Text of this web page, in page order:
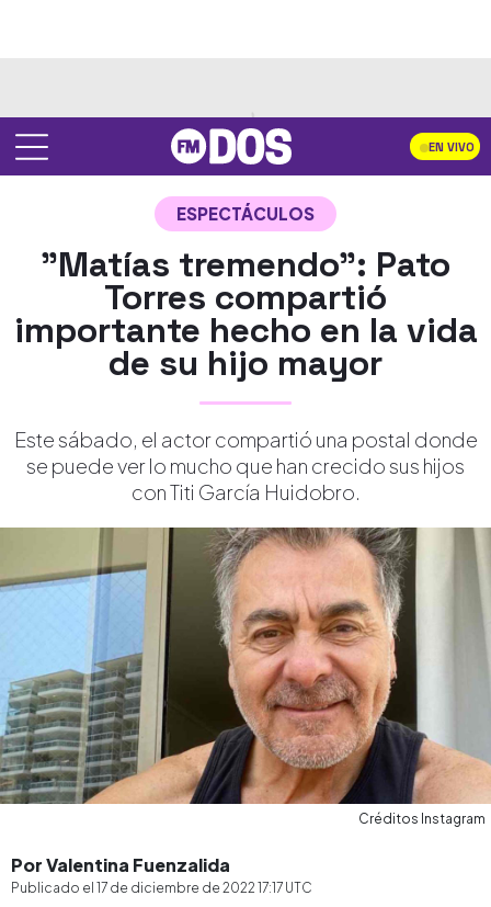
EN VIVO
ESPECTÁCULOS
"Matías tremendo": Pato
Torres compartió
importante hecho en la vida
de su hijo mayor
Este sábado, el actor compartió una postal donde
se puede ver lo mucho que han crecido sus hijos
con Titi García Huidobro.
Créditos Instagram
Por Valentina Fuenzalida
Publicado el 17 de diciembre de 2022 17:17 UTC